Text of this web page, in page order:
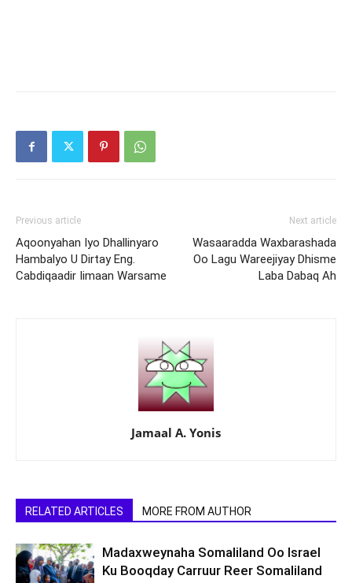
Previous article
Aqoonyahan Iyo Dhallinyaro
Hambalyo U Dirtay Eng.
Cabdiqaadir Iimaan Warsame
Next article
Wasaaradda Waxbarashada
Oo Lagu Wareejiyay Dhisme
Laba Dabaq Ah
Jamaal A. Yonis
RELATED ARTICLES MORE FROM AUTHOR
Madaxweynaha Somaliland Oo Israel
Ku Booqday Carruur Reer Somaliland